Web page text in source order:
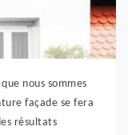
nous sommes
façade se fera
résultats